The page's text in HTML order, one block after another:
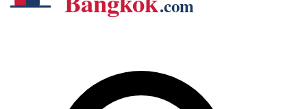
.com